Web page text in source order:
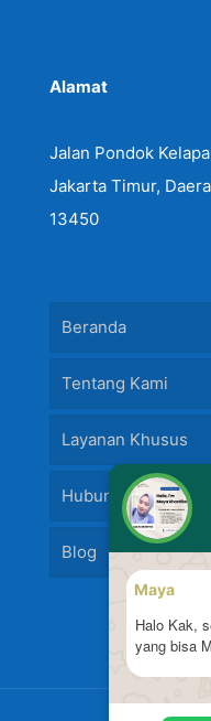
Alamat
Jalan Pondok
Jakarta Timur,
13450
Beranda
Tentang Kami
Layanan Khusus
Hubungi Kami
Blog
Maya
Halo Kak,
yang bisa